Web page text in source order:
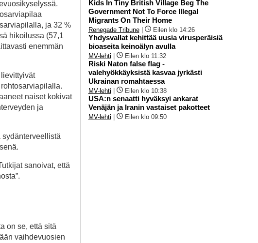
ja 32 %
hikoilussa (57,1
enemmän
naiset kokivat
ja
sanoivat, että
on se, että sitä
vaihdevuosien
Kids In Tiny British Village Beg The
Government Not To Force Illegal
Migrants On Their Home
Renegade Tribune| Eilen klo 14:26
Yhdysvallat kehittää uusia virusperäisiä
bioaseita keinoälyn avulla
MV-lehti Eilen klo 11:32
Riski Naton false flag -
valehyökkäyksistä kasvaa jyrkästi
Ukrainan romahtaessa
MV-lehti Eilen klo 10:38
USA:n senaatti hyväksyi ankarat
Venäjän ja Iranin vastaiset pakotteet
MV-lehti Eilen klo 09:50